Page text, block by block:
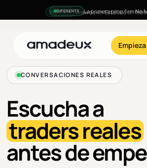
DIFERENTE La primera prop firmNo
CONVERSACIONES REALES
Escucha a
traders reales
antes de